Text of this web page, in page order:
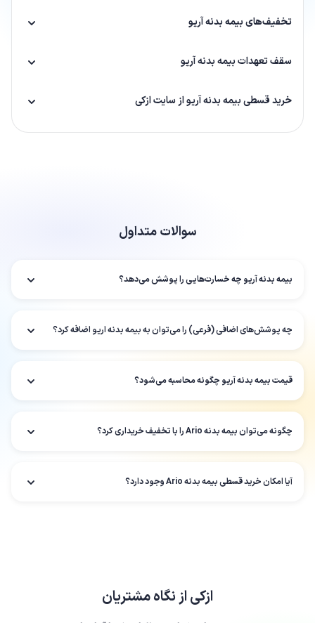
تخفیف‌های بیمه بدنه آریو
سقف تعهدات بیمه بدنه آریو
خرید قسطی بیمه بدنه آریو از سایت ازکی
سوالات متداول
بیمه بدنه آریو چه خسارت‌هایی را پوشش می‌دهد؟
چه پوشش‌های اضافی (فرعی) را می‌توان به بیمه بدنه اریو اضافه کرد؟
قیمت بیمه بدنه آریو چگونه محاسبه می‌شود؟
چگونه می‌توان بیمه بدنه Ario را با تخفیف خریداری کرد؟
آیا امکان خرید قسطی بیمه بدنه Ario وجود دارد؟
ازکی از نگاه مشتریان